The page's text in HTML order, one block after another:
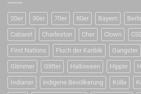
20er 30er 70er 80er Bayern
Cabaret Charleston Cher Clown
First Nations Fluch der Karibik Gangster
Glimmer Glitter Halloween Hippie
Indianer indigene Bevölkerung Kölle